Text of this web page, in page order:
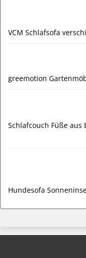
VCM Schlafsofa
greemotion
Schlafcouch Füße aus
Hundesofa